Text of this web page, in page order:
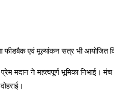
एवं मूल्यांकन सत्र भी आयोजित
ने महत्वपूर्ण भूमिका निभाई। मंच